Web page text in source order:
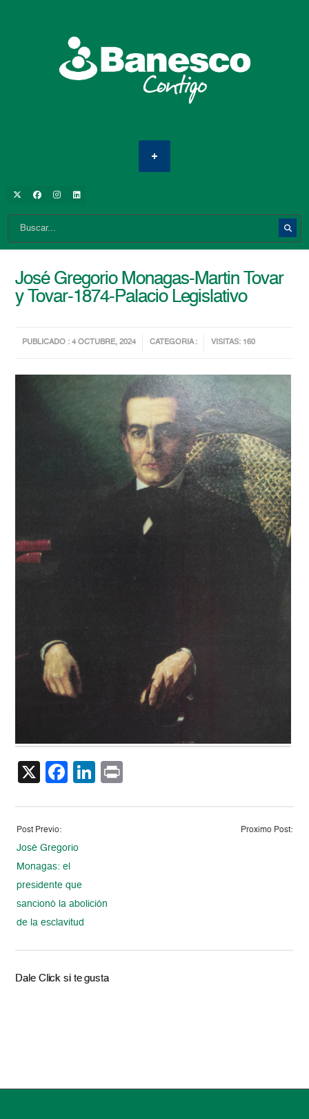
José Gregorio Monagas-Martin Tovar
y Tovar-1874-Palacio Legislativo
PUBLICADO : 4 OCTUBRE, 2024 CATEGORIA : VISITAS: 160
X Facebook
LinkedIn
Post Previo:
José Gregorio
Monagas: el
presidente que
sancionó la abolición
de la esclavitud
Proximo Post:
Dale Click si te gusta